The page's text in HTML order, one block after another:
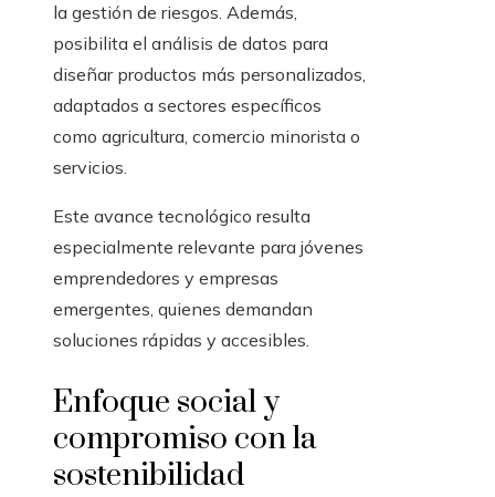
la gestión de riesgos. Además,
posibilita el análisis de datos para
diseñar productos más personalizados,
adaptados a sectores específicos
como agricultura, comercio minorista o
servicios.
Este avance tecnológico resulta
especialmente relevante para jóvenes
emprendedores y empresas
emergentes, quienes demandan
soluciones rápidas y accesibles.
Enfoque social y
compromiso con la
sostenibilidad